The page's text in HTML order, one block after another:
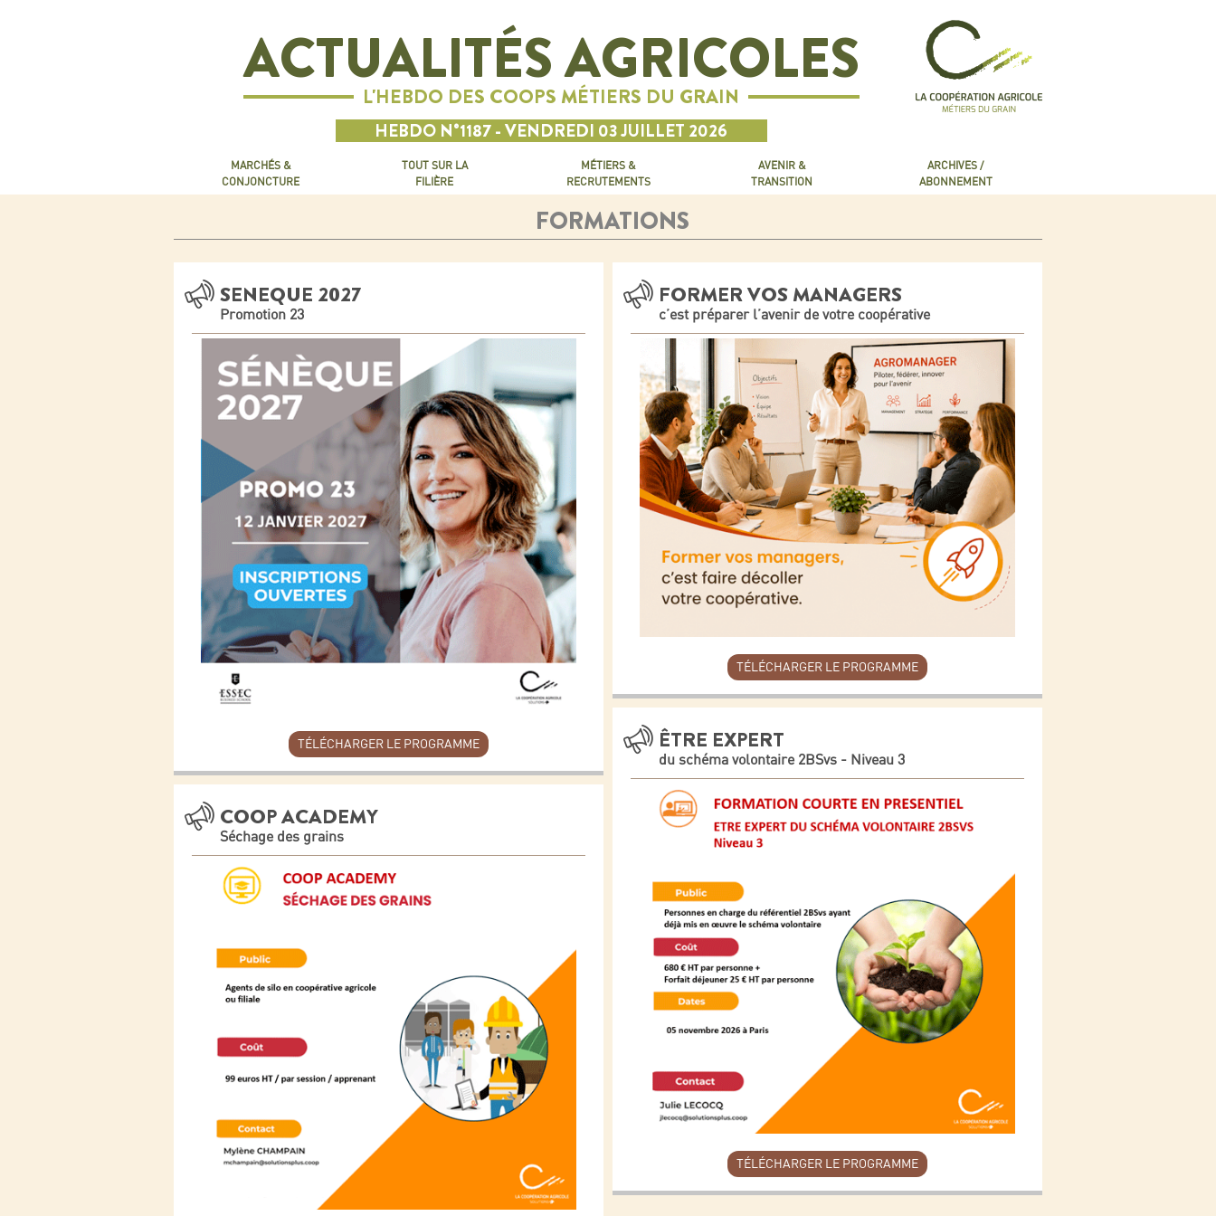
ACTUALITÉS AGRICOLES
L'HEBDO DES COOPS MÉTIERS DU GRAIN
HEBDO N°1187 - VENDREDI 03 JUILLET 2026
MARCHÉS &
CONJONCTURE
TOUT SUR LA
FILIÈRE
MÉTIERS &
RECRUTEMENTS
AVENIR &
TRANSITION
ARCHIVES /
ABONNEMENT
FORMATIONS
SENEQUE 2027
Promotion 23
TÉLÉCHARGER LE PROGRAMME
COOP ACADEMY
Séchage des grains
FORMER VOS MANAGERS
c’est préparer l’avenir de votre coopérative
TÉLÉCHARGER LE PROGRAMME
ÊTRE EXPERT
du schéma volontaire 2BSvs - Niveau 3
TÉLÉCHARGER LE PROGRAMME